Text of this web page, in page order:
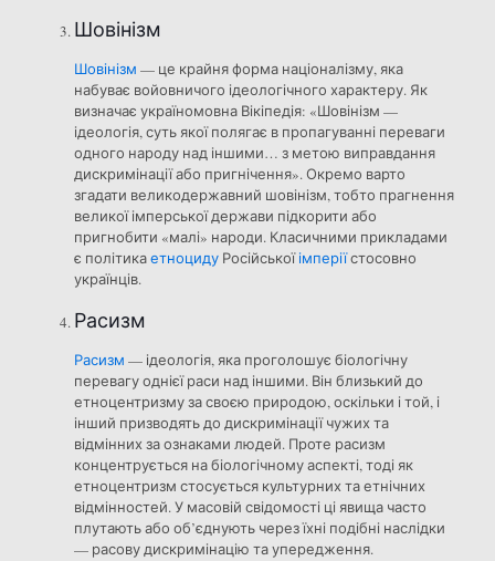
Шовінізм
Шовінізм — це крайня форма націоналізму, яка
набуває войовничого ідеологічного характеру. Як
визначає україномовна Вікіпедія: «Шовінізм —
ідеологія, суть якої полягає в пропагуванні переваги
одного народу над іншими… з метою виправдання
дискримінації або пригнічення». Окремо варто
згадати великодержавний шовінізм, тобто прагнення
великої імперської держави підкорити або
пригнобити «малі» народи. Класичними прикладами
є політикаетноцидуРосійськоїімперіїстосовно
українців.
Расизм
Расизм — ідеологія, яка проголошує біологічну
перевагу однієї раси над іншими. Він близький до
етноцентризму за своєю природою, оскільки і той, і
інший призводять до дискримінації чужих та
відмінних за ознаками людей. Проте расизм
концентрується на біологічному аспекті, тоді як
етноцентризм стосується культурних та етнічних
відмінностей. У масовій свідомості ці явища часто
плутають або об’єднують через їхні подібні наслідки
— расову дискримінацію та упередження.